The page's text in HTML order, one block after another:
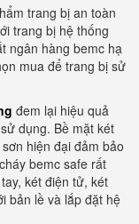
trang bị an toàn
trang bị hệ thống
ngân hàng bemc hạ
mua để trang bị sử
đem lại hiệu quả
dụng. Bề mặt két
hiện đại đảm bảo
bemc safe rất
két điện tử, két
bản lề và lắp đặt hệ